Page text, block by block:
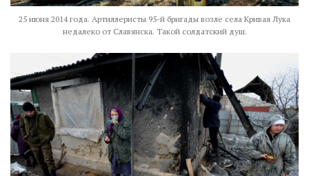
25 июня 2014 года. Артиллеристы 95-й бригады возле села Кривая Лука
недалеко от Славянска. Такой солдатский душ.